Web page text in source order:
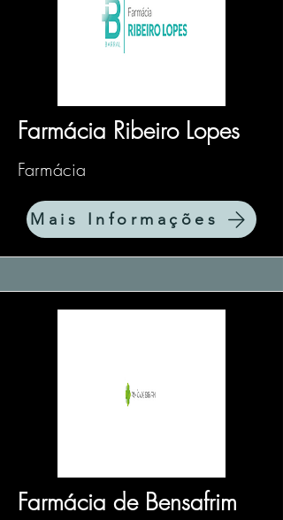
Farmácia Ribeiro Lopes
Farmácia
Mais Informações
Farmácia de Bensafrim